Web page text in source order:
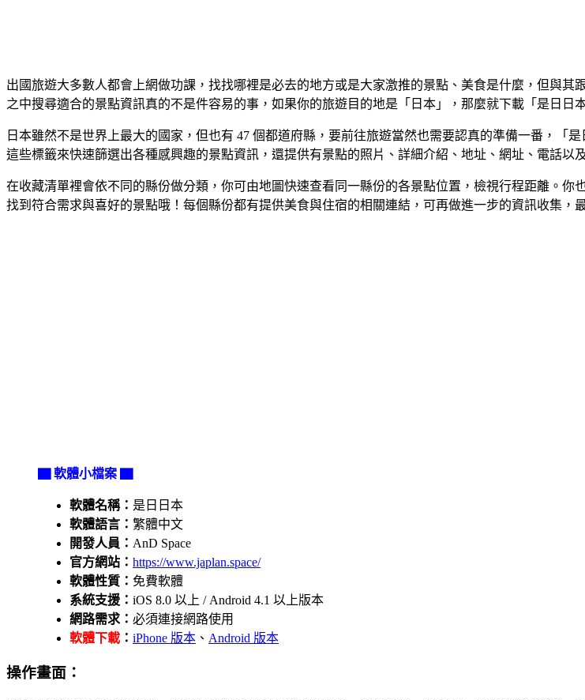
出國旅遊大多數人都會上網做功課，找找哪裡是必去的地方或是大家激推的景點、美食是什麼，但與
之中搜尋適合的景點資訊真的不是件容易的事，如果你的旅遊目的地是「日本」，那麼就下載「是日日
日本雖然不是世界上最大的國家，但也有 47 個都道府縣，要前往旅遊當然也需要認真的準備一番，「
這些標籤來快速篩選出各種感興趣的景點資訊，還提供有景點的照片、詳細介紹、地址、網址、電話以
在收藏清單裡會依不同的縣份做分類，你可由地圖快速查看同一縣份的各景點位置，檢視行程距離。
找到符合需求與喜好的景點哦！每個縣份都有提供美食與住宿的相關連結，可再做進一步的資訊收集，
▇ 軟體小檔案 ▇
軟體名稱： 是日日本
軟體語言： 繁體中文
開發人員： AnD Space
官方網站： https://www.japlan.space/
軟體性質： 免費軟體
系統支援： iOS 8.0 以上 / Android 4.1 以上版本
網路需求： 必須連接網路使用
軟體下載 ： iPhone 版本 、 Android 版本
操作畫面：